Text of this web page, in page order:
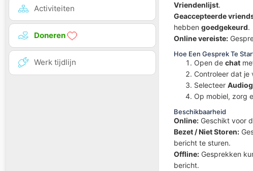
Activiteiten
Doneren
Werk tijdlijn
Vriendenlijst.
Geaccepteerde
hebben goedgekeurd.
Online vereiste:
Hoe Een Gesprek Te
Open de chat
Controleer dat je
Selecteer
Op mobiel, zorg
Beschikbaarheid
Online: Geschikt voor
Bezet / Niet Storen:
bericht te sturen.
Offline: Gesprekken
bericht.